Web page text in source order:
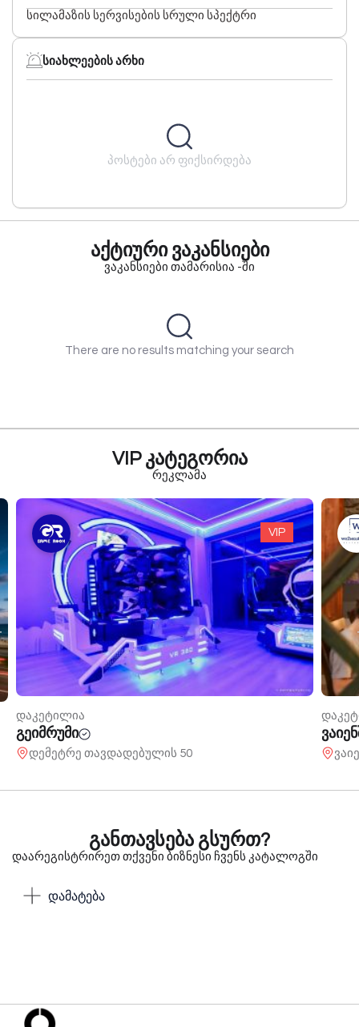
სილამაზის სერვისების სრული სპექტრი
სიახლეების არხი
პოსტები არ ფიქსირდება
აქტიური ვაკანსიები
ვაკანსიები თამარისია -ში
There are no results matching your search
VIP კატეგორია
რეკლამა
VIP
დაკეტილია
გეიმრუმი
დემეტრე თავდადებულის 50
განთავსება გსურთ?
დაარეგისტრირეთ თქვენი ბიზნესი ჩვენს კატალოგში
დამატება